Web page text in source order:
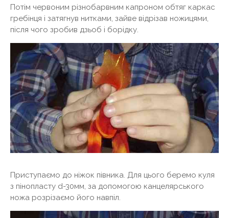
Потім червоним різнобарвним капроном обтяг каркас
гребінця і затягнув нитками, зайве відрізав ножицями,
після чого зробив дзьоб і борідку.
Приступаємо до ніжок півника. Для цього беремо куля
з пінопласту d-30мм, за допомогою канцелярського
ножа розрізаємо його навпіл.